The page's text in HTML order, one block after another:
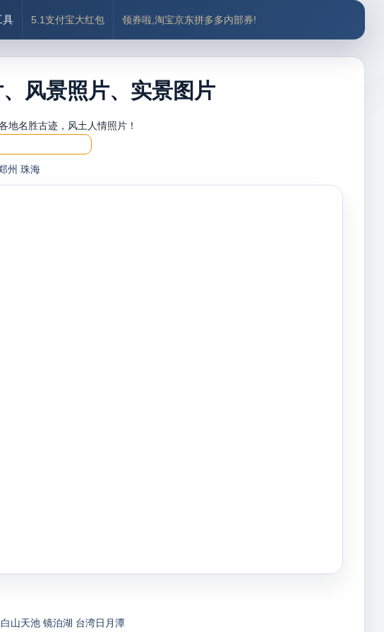
具 5.1支付宝大红包 领券啦,淘宝京东拼多多内部券!
风景照片、实景图片
地名胜古迹，风土人情照片！
州 珠海
山天池 镜泊湖 台湾日月潭